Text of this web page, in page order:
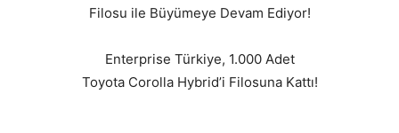
Filosu ile Büyümeye Devam Ediyor!
Enterprise Türkiye, 1.000 Adet
Toyota Corolla Hybrid’i Filosuna Kattı!